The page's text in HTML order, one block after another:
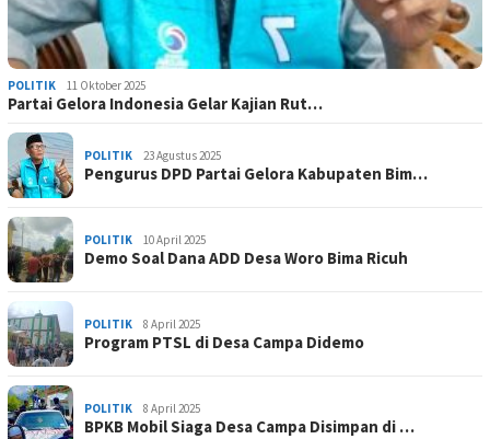
POLITIK 11 Oktober 2025
Partai Gelora Indonesia Gelar Kajian Rut…
POLITIK 23 Agustus 2025
Pengurus DPD Partai Gelora Kabupaten Bim…
POLITIK 10 April 2025
Demo Soal Dana ADD Desa Woro Bima Ricuh
POLITIK 8 April 2025
Program PTSL di Desa Campa Didemo
POLITIK 8 April 2025
BPKB Mobil Siaga Desa Campa Disimpan di …